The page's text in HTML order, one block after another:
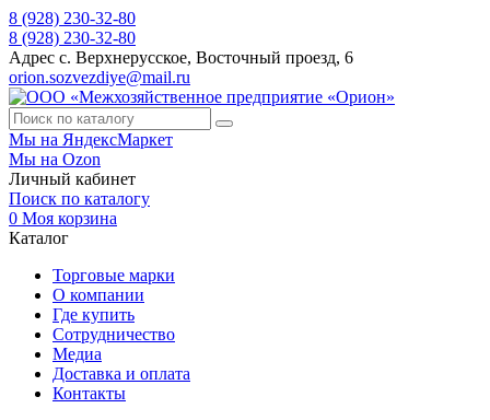
8 (928) 230-32-80
8 (928) 230-32-80
Адрес с. Верхнерусское, Восточный проезд, 6
orion.sozvezdiye@mail.ru
Мы на ЯндексМаркет
Мы на Ozon
Личный кабинет
Поиск по каталогу
0 Моя корзина
Каталог
Торговые марки
О компании
Где купить
Сотрудничество
Медиа
Доставка и оплата
Контакты